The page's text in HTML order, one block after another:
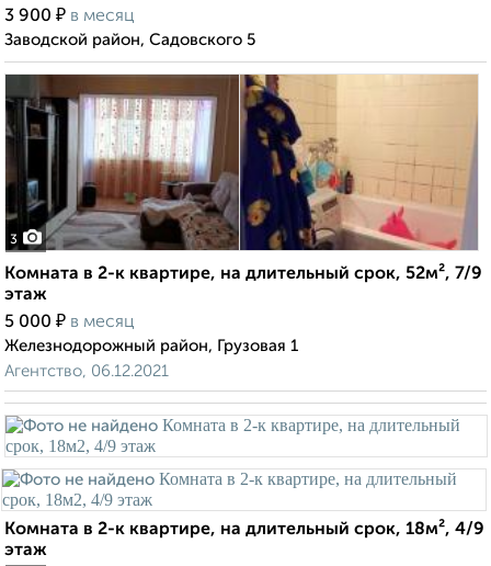
3 900 ₽ в месяц
Заводской район, Садовского 5
3
Комната в 2-к квартире, на длительный срок, 52м², 7/9
этаж
5 000 ₽ в месяц
Железнодорожный район, Грузовая 1
Агентство, 06.12.2021
Комната в 2-к квартире, на длительный срок, 18м², 4/9
этаж